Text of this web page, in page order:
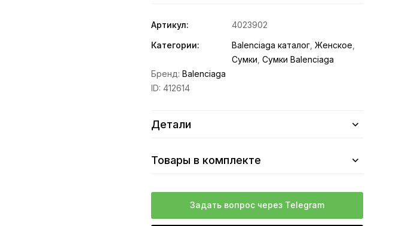
Артикул:
4023902
Категории:
Balenciaga каталог ,Женское
Сумки ,Сумки Balenciaga
Бренд:Balenciaga
ID:412614
Детали
Товары в комплекте
Задать вопрос через Telegram